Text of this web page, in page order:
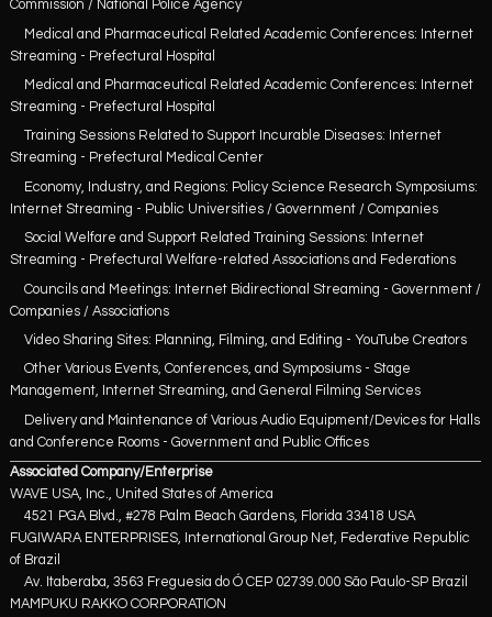
Commission / National Police Agency
Medical and Pharmaceutical Related Academic Conferences: Internet
Streaming - Prefectural Hospital
Medical and Pharmaceutical Related Academic Conferences: Internet
Streaming - Prefectural Hospital
Training Sessions Related to Support Incurable Diseases: Internet
Streaming - Prefectural Medical Center
Economy, Industry, and Regions: Policy Science Research Symposiums:
Internet Streaming - Public Universities / Government / Companies
Social Welfare and Support Related Training Sessions: Internet
Streaming - Prefectural Welfare-related Associations and Federations
Councils and Meetings: Internet Bidirectional Streaming - Government /
Companies / Associations
Video Sharing Sites: Planning, Filming, and Editing - YouTube Creators
Other Various Events, Conferences, and Symposiums - Stage
Management, Internet Streaming, and General Filming Services
Delivery and Maintenance of Various Audio Equipment/Devices for Halls
and Conference Rooms - Government and Public Offices
Associated Company/Enterprise
WAVE USA, Inc., United States of America
4521 PGA Blvd., #278 Palm Beach Gardens, Florida 33418 USA
FUGIWARA ENTERPRISES, International Group Net, Federative Republic
of Brazil
Av. Itaberaba, 3563 Freguesia do Ó CEP 02739.000 São Paulo-SP Brazil
MAMPUKU RAKKO CORPORATION